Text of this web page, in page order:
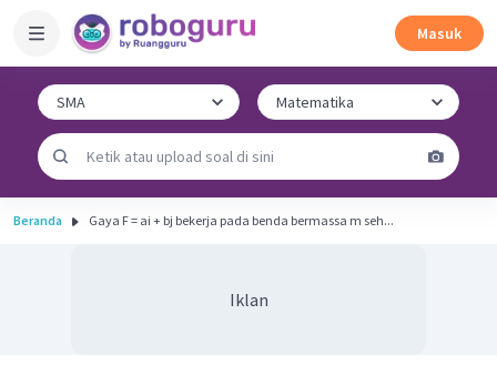
Masuk
Beranda Gaya F = ai + bj bekerja pada benda bermassa m seh...
Iklan